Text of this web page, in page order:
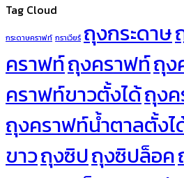
Tag Cloud
กระดาษคราฟท์ กราเวียร์ ถุงกระดาษ
คราฟท์ถุงคราฟท์ถุง
คราฟท์ขาวตั้งได้ถุง
ถุงคราฟท์น้ำตาลตั้งไ
ขาวถุงซิปถุงซิปล็อค